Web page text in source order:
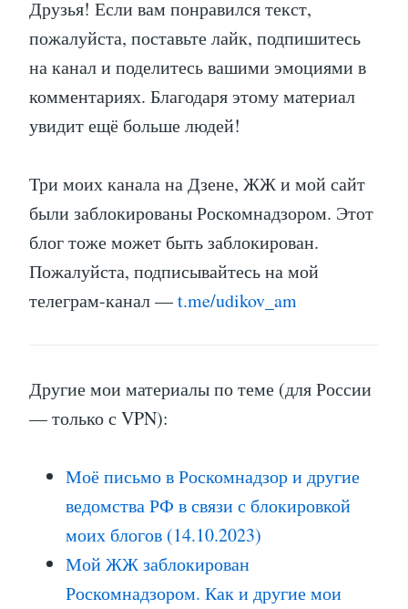
Друзья! Если вам понравился текст,
пожалуйста, поставьте лайк, подпишитесь
на канал и поделитесь вашими эмоциями в
комментариях. Благодаря этому материал
увидит ещё больше людей!
Три моих канала на Дзене, ЖЖ и мой сайт
были заблокированы Роскомнадзором. Этот
блог тоже может быть заблокирован.
Пожалуйста, подписывайтесь на мой
телеграм-канал —t.me/udikov_am
Другие мои материалы по теме (для России
— только с VPN):
Моё письмо в Роскомнадзор и другие
ведомства РФ в связи с блокировкой
моих блогов (14.10.2023)
Мой ЖЖ заблокирован
Роскомнадзором. Как и другие мои